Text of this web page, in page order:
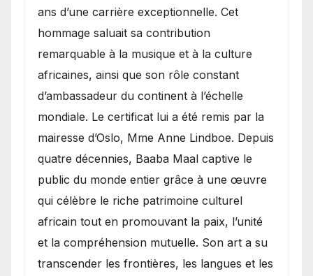
ans d’une carrière exceptionnelle. Cet
hommage saluait sa contribution
remarquable à la musique et à la culture
africaines, ainsi que son rôle constant
d’ambassadeur du continent à l’échelle
mondiale. Le certificat lui a été remis par la
mairesse d’Oslo, Mme Anne Lindboe. Depuis
quatre décennies, Baaba Maal captive le
public du monde entier grâce à une œuvre
qui célèbre le riche patrimoine culturel
africain tout en promouvant la paix, l’unité
et la compréhension mutuelle. Son art a su
transcender les frontières, les langues et les